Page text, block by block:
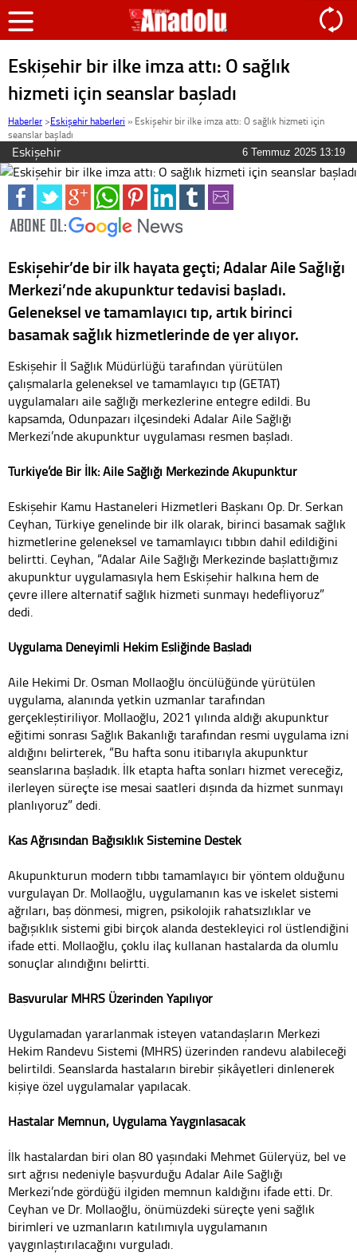
Eskişehir bir ilke imza attı: O sağlık
hizmeti için seanslar başladı
Haberler >Eskişehir haberleri » Eskişehir bir ilke imza attı: O sağlık hizmeti için
seanslar başladı
Eskişehir 6 Temmuz 2025 13:19
Eskişehir’de bir ilk hayata geçti; Adalar Aile Sağlığı
Merkezi’nde akupunktur tedavisi başladı.
Geleneksel ve tamamlayıcı tıp, artık birinci
basamak sağlık hizmetlerinde de yer alıyor.
Eskişehir İl Sağlık Müdürlüğü tarafından yürütülen
çalışmalarla geleneksel ve tamamlayıcı tıp (GETAT)
uygulamaları aile sağlığı merkezlerine entegre edildi. Bu
kapsamda, Odunpazarı ilçesindeki Adalar Aile Sağlığı
Merkezi’nde akupunktur uygulaması resmen başladı.
Türkiye’de Bir İlk: Aile Sağlığı Merkezinde Akupunktur
Eskişehir Kamu Hastaneleri Hizmetleri Başkanı Op. Dr. Serkan
Ceyhan, Türkiye genelinde bir ilk olarak, birinci basamak sağlık
hizmetlerine geleneksel ve tamamlayıcı tıbbın dahil edildiğini
belirtti. Ceyhan, “Adalar Aile Sağlığı Merkezinde başlattığımız
akupunktur uygulamasıyla hem Eskişehir halkına hem de
çevre illere alternatif sağlık hizmeti sunmayı hedefliyoruz”
dedi.
Uygulama Deneyimli Hekim Eşliğinde Başladı
Aile Hekimi Dr. Osman Mollaoğlu öncülüğünde yürütülen
uygulama, alanında yetkin uzmanlar tarafından
gerçekleştiriliyor. Mollaoğlu, 2021 yılında aldığı akupunktur
eğitimi sonrası Sağlık Bakanlığı tarafından resmi uygulama izni
aldığını belirterek, “Bu hafta sonu itibarıyla akupunktur
seanslarına başladık. İlk etapta hafta sonları hizmet vereceğiz,
ilerleyen süreçte ise mesai saatleri dışında da hizmet sunmayı
planlıyoruz” dedi.
Kas Ağrısından Bağışıklık Sistemine Destek
Akupunkturun modern tıbbı tamamlayıcı bir yöntem olduğunu
vurgulayan Dr. Mollaoğlu, uygulamanın kas ve iskelet sistemi
ağrıları, baş dönmesi, migren, psikolojik rahatsızlıklar ve
bağışıklık sistemi gibi birçok alanda destekleyici rol üstlendiğini
ifade etti. Mollaoğlu, çoklu ilaç kullanan hastalarda da olumlu
sonuçlar alındığını belirtti.
Başvurular MHRS Üzerinden Yapılıyor
Uygulamadan yararlanmak isteyen vatandaşların Merkezi
Hekim Randevu Sistemi (MHRS) üzerinden randevu alabileceği
belirtildi. Seanslarda hastaların birebir şikâyetleri dinlenerek
kişiye özel uygulamalar yapılacak.
Hastalar Memnun, Uygulama Yaygınlaşacak
İlk hastalardan biri olan 80 yaşındaki Mehmet Güleryüz, bel ve
sırt ağrısı nedeniyle başvurduğu Adalar Aile Sağlığı
Merkezi’nde gördüğü ilgiden memnun kaldığını ifade etti. Dr.
Ceyhan ve Dr. Mollaoğlu, önümüzdeki süreçte yeni sağlık
birimleri ve uzmanların katılımıyla uygulamanın
yaygınlaştırılacağını vurguladı.